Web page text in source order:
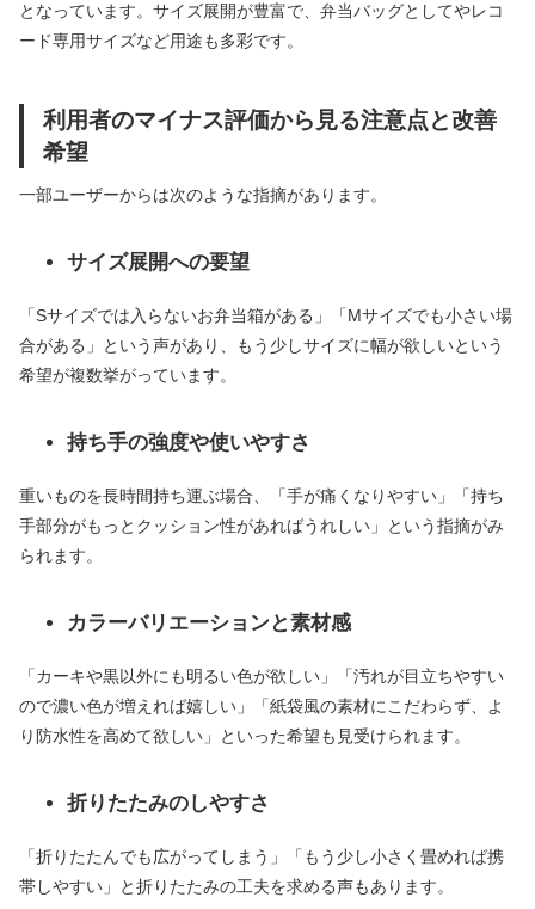
となっています。サイズ展開が豊富で、弁当バッグとしてやレコ
ード専用サイズなど用途も多彩です。
利用者のマイナス評価から見る注意点と改善
希望
一部ユーザーからは次のような指摘があります。
サイズ展開への要望
「Sサイズでは入らないお弁当箱がある」「Mサイズでも小さい場
合がある」という声があり、もう少しサイズに幅が欲しいという
希望が複数挙がっています。
持ち手の強度や使いやすさ
重いものを長時間持ち運ぶ場合、「手が痛くなりやすい」「持ち
手部分がもっとクッション性があればうれしい」という指摘がみ
られます。
カラーバリエーションと素材感
「カーキや黒以外にも明るい色が欲しい」「汚れが目立ちやすい
ので濃い色が増えれば嬉しい」「紙袋風の素材にこだわらず、よ
り防水性を高めて欲しい」といった希望も見受けられます。
折りたたみのしやすさ
「折りたたんでも広がってしまう」「もう少し小さく畳めれば携
帯しやすい」と折りたたみの工夫を求める声もあります。